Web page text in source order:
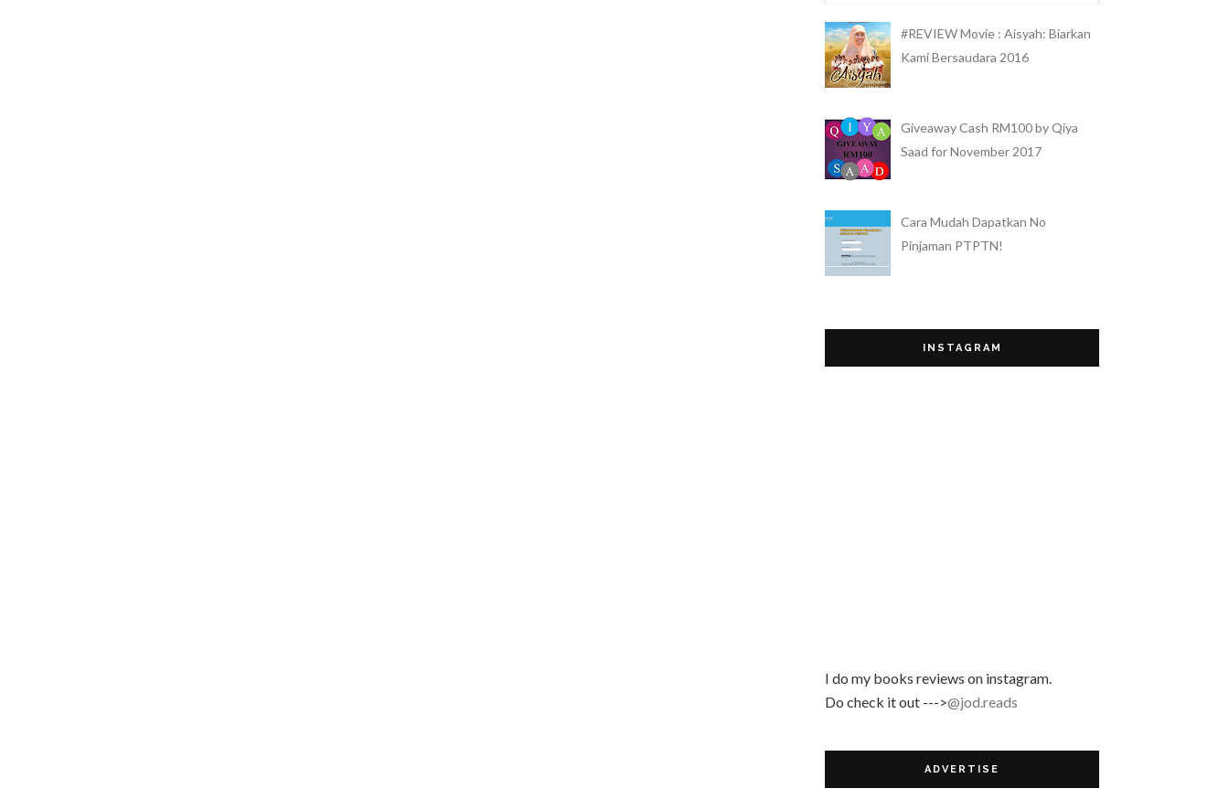
Sis Gee
Sis Gee Review "The Best Moisturizer"
Untuk Masalah Kulit Berminyak
QueenBee by Mek
YANG TIDAK BERMINYAK HANSAEGEE
NATURE
Nahwal Imtiyaz
Part Time Promoter di Parkson
Angel Pakai Gucci!
Doa Itu Bom Nuklear Bagi Orang Mu'min!
AIRA
Cara untuk Memudarkan Parut Jerawat
Budak Tomato
#REVIEW Movie : Aisyah: Biarkan
Kami Bersaudara 2016
Giveaway Cash RM100 by Qiya
Saad for November 2017
Cara Mudah Dapatkan No
Pinjaman PTPTN!
INSTAGRAM
I do my books reviews on instagram.
Do check it out --->@jod.reads
ADVERTISE